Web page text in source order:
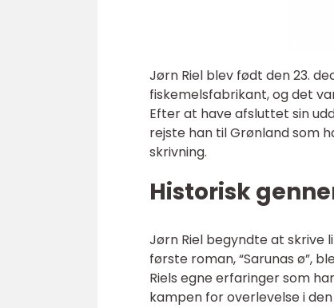
Jørn Riel blev født den 23.
fiskemelsfabrikant, og det
Efter at have afsluttet sin
rejste han til Grønland som
skrivning.
Historisk
Jørn Riel begyndte at skrive
første roman, “Sarunas ø”,
Riels egne erfaringer som
kampen for overlevelse i